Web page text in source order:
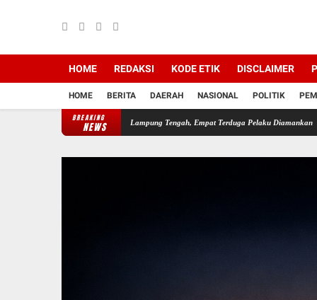
HOME REDAKSI KODE ETIK DISCLAIMER
HOME BERITA DAERAH NASIONAL POLITIK
BREAKING
NEWS
Narkoba di Lampung Tengah, Empat Terduga Pelaku Diamankan Sejumlah